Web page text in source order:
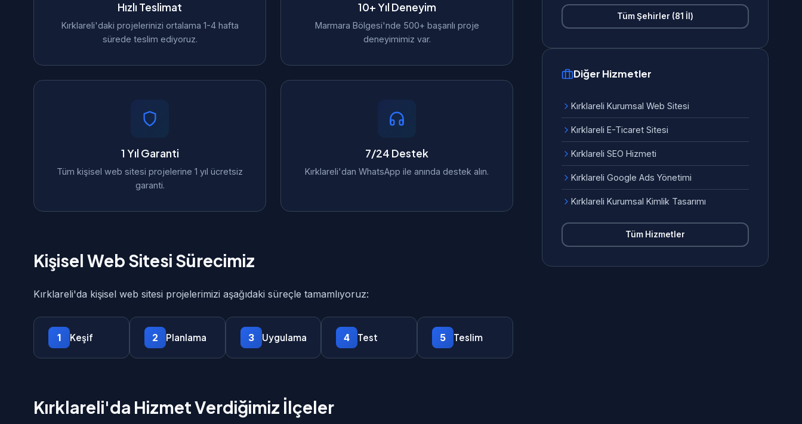
Hızlı Teslimat
Kırklareli'daki projelerinizi ortalama 1-4 hafta
sürede teslim ediyoruz.
10+ Yıl Deneyim
Marmara Bölgesi'nde 500+ başarılı proje
deneyimimiz var.
1 Yıl Garanti
Tüm kişisel web sitesi projelerine 1 yıl ücretsiz
garanti.
7/24 Destek
Kırklareli'dan WhatsApp ile anında destek alın.
Kişisel Web Sitesi Sürecimiz
Kırklareli'da kişisel web sitesi projelerimizi aşağıdaki süreçle tamamlıyoruz:
1 Keşif 2 Planlama 3 Uygulama 4 Test 5 Teslim
Kırklareli'da Hizmet Verdiğimiz İlçeler
Tüm Şehirler (81 İl)
Diğer Hizmetler
Kırklareli Kurumsal Web Sitesi
Kırklareli E-Ticaret Sitesi
Kırklareli SEO Hizmeti
Kırklareli Google Ads Yönetimi
Kırklareli Kurumsal Kimlik Tasarımı
Tüm Hizmetler